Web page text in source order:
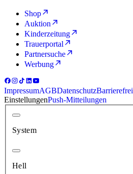
Shop
Auktion
Kinderzeitung
Trauerportal
Partnersuche
Werbung
ImpressumAGBDatenschutz
EinstellungenPush-Mitteilungen
System
Hell